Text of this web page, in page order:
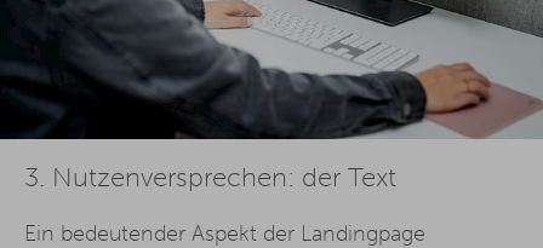
3. Nutzenversprechen: der Text
Ein bedeutender Aspekt der Landingpage